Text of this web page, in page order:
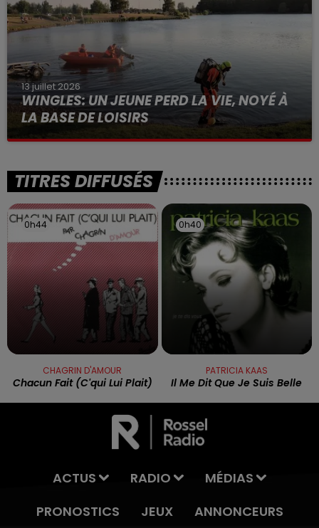
13 juillet 2026
WINGLES: UN JEUNE PERD LA VIE, NOYÉ À
LA BASE DE LOISIRS
La victime a coulé à pic
TITRES DIFFUSÉS
0h44
0h44
CHAGRIN D'AMOUR
Chacun Fait (c'qui Lui Plait)
0h40
0h40
PATRICIA KAAS
Il Me Dit Que Je Suis Belle
ACTUS RADIO
MÉDIAS
PRONOSTICS
JEUX ANNONCEURS